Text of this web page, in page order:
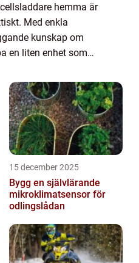
hemma är
Med enkla
kunskap om
en liten enhet som
15 december 2025
Bygg en självlärande
mikroklimatsensor för
odlingslådan